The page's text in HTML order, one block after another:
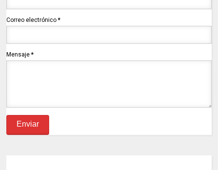
Correo electrónico*
Mensaje*